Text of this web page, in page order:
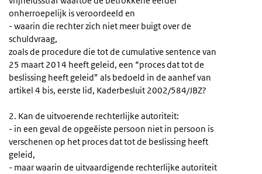
onherroepelijk is veroordeeld en
- waarin die rechter zich niet meer buigt over de
schuldvraag,
zoals de procedure die tot de cumulative sentence van
25 maart 2014 heeft geleid, een “proces dat tot de
beslissing heeft geleid” als bedoeld in de aanhef van
artikel 4 bis, eerste lid, Kaderbesluit 2002/584/JBZ?
2. Kan de uitvoerende rechterlijke autoriteit:
- in een geval de opgeëiste persoon niet in persoon is
verschenen op het proces dat tot de beslissing heeft
geleid,
- maar waarin de uitvaardigende rechterlijke autoriteit